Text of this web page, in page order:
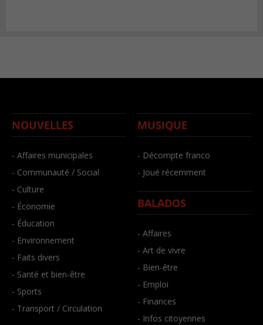
NOUVELLES
- Affaires municipales
- Communauté / Social
- Culture
- Économie
- Éducation
- Environnement
- Faits divers
- Santé et bien-être
- Sports
- Transport / Circulation
MUSIQUE
- Décompte franco
- Joué récemment
BALADOS
- Affaires
- Art de vivre
- Bien-être
- Emploi
- Finances
- Infos citoyennes